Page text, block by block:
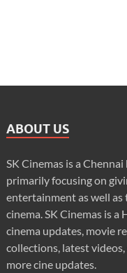
ABOUT US
SK Cinemas is a
primarily focusing on
entertainment as well
cinema. SK Cinemas is
cinema updates, movie
collections, latest
more cine updates.